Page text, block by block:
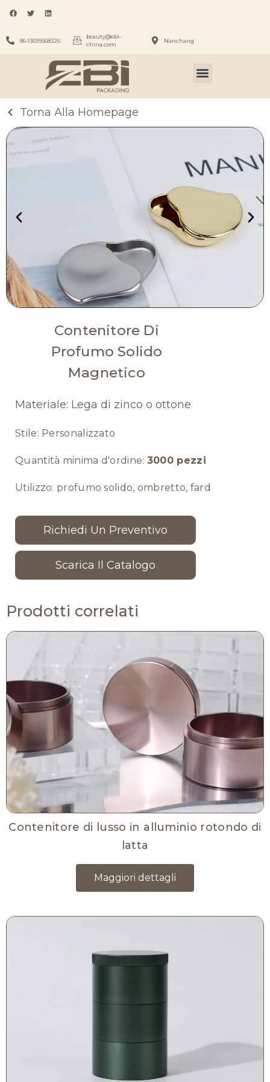
86-13699568326
beauty@ebi-
china.com
Nanchang
Torna Alla Homepage
Contenitore Di
Profumo Solido
Magnetico
Materiale: Lega di zinco o ottone
Stile: Personalizzato
Quantità minima d'ordine: 3000 pezzi
Utilizzo: profumo solido, ombretto, fard
Richiedi Un Preventivo
Scarica Il Catalogo
Prodotti correlati
Contenitore di lusso in alluminio rotondo di
latta
Maggiori dettagli